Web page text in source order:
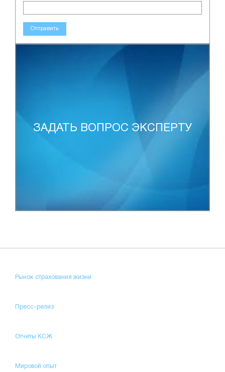
Отправить
ЗАДАТЬ ВОПРОС ЭКСПЕРТУ
Рынок страхования жизни
Пресс-релиз
Отчеты КСЖ
Мировой опыт